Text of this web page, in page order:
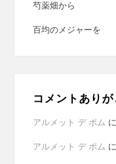
芍薬畑から
百均のメジャーを
コメントあり
アルメット デ ポム に
アルメット デ ポム に